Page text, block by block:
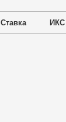
Ставка ИКС